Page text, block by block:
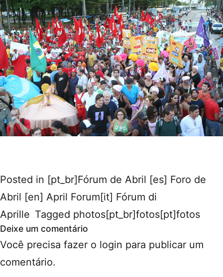
Posted in [pt_br]Fórum de Abril [es] Foro de
Abril [en] April Forum[it] Fórum di
Aprille Tagged photos[pt_br]fotos[pt]fotos
Deixe um comentário
Você precisa fazer o login para publicar um
comentário.